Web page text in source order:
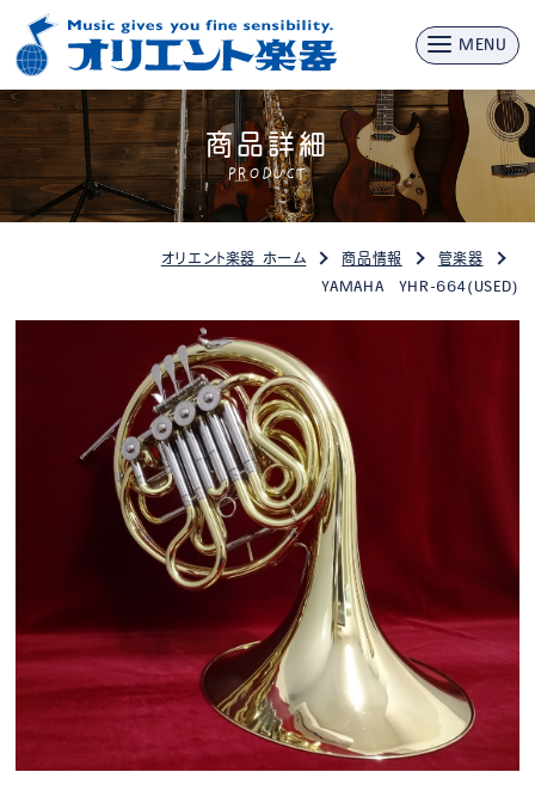
MENU
商品詳細
PRODUCT
オリエント楽器 ホーム 商品情報
管楽器
YAMAHA YHR-664(USED)